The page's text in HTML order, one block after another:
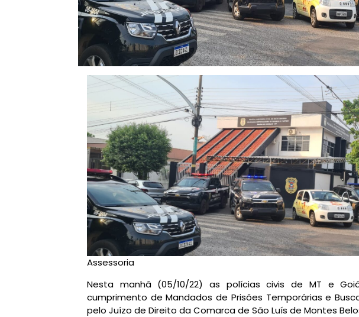
Assessoria
Nesta manhã (05/10/22) as polícias civis de MT e
cumprimento de Mandados de Prisões Temporárias e
pelo Juízo de Direito da Comarca de São Luís de Montes